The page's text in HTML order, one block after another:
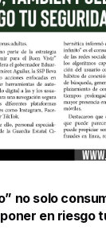
no solo
en riesgo